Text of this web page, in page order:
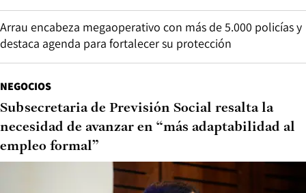
Arrau encabeza megaoperativo con más de 5.000 policías y
destaca agenda para fortalecer su protección
NEGOCIOS
Subsecretaria de Previsión Social resalta la
necesidad de avanzar en “más adaptabilidad al
empleo formal”